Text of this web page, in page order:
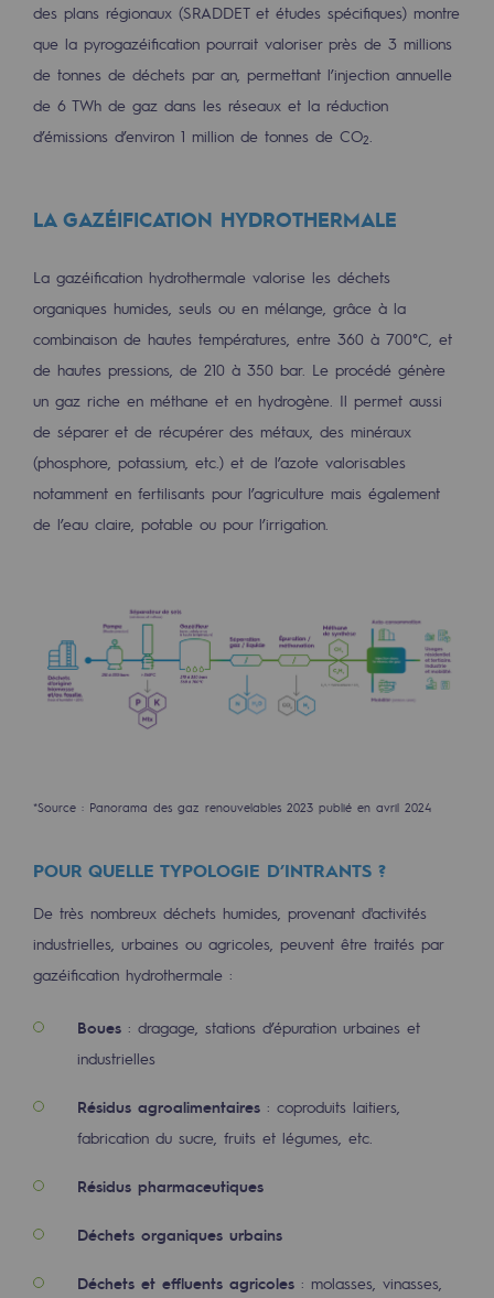
Sécurité et cybersécurité
Santé et sécurité au travail
Sécurité industrielle
Gouvernance responsable
CADRE, le programme gouvernance
Organisation
Éthique et conformité
Achats responsables
Fonds de dotation
Fonds de dotation
Présentation du fonds de dotation
Soumettre un projet
Nos activités
Nos activités
Transport de gaz
Savoir-faire
Projet type
Exploitation du réseau de gaz
Stockage de gaz
Savoir-faire
Projet type
Infrastructures historiques
Biométhane
des plans régionaux (SRADDET et études spécifiques) montre
que la pyrogazéification pourrait valoriser près de 3 millions
de tonnes de déchets par an, permettant l’injection annuelle
de 6 TWh de gaz dans les réseaux et la réduction
d’émissions d’environ 1 million de tonnes de CO2
LA GAZÉIFICATION HYDROTHERMALE
La gazéification hydrothermale valorise les déchets
organiques humides, seuls ou en mélange, grâce à la
combinaison de hautes températures, entre 360 à 700°C, et
de hautes pressions, de 210 à 350 bar. Le procédé génère
un gaz riche en méthane et en hydrogène. Il permet aussi
de séparer et de récupérer des métaux, des minéraux
(phosphore, potassium, etc.) et de l’azote valorisables
notamment en fertilisants pour l’agriculture mais également
de l’eau claire, potable ou pour l’irrigation.
*Source : Panorama des gaz renouvelables 2023 publié en avril 2024
POUR QUELLE TYPOLOGIE D’INTRANTS ?
De très nombreux déchets humides, provenant d'activités
industrielles, urbaines ou agricoles, peuvent être traités par
gazéification hydrothermale :
Boues : dragage, stations d’épuration urbaines et
industrielles
Résidus agroalimentaires : coproduits laitiers,
fabrication du sucre, fruits et légumes, etc.
Résidus pharmaceutiques
Déchets organiques urbains
Déchets et effluents agricoles : molasses, vinasses,